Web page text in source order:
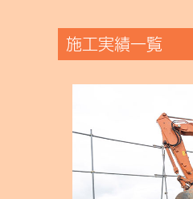
施工実績一覧